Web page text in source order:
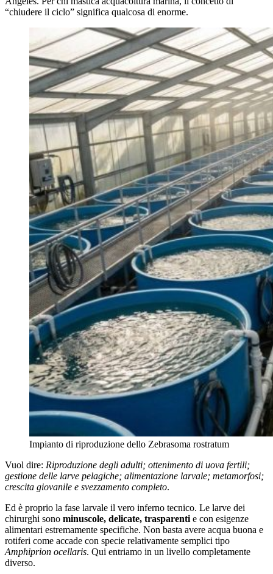
“chiudere il ciclo” significa qualcosa di enorme.
Impianto di riproduzione dello Zebrasoma rostratum
Vuol dire: Riproduzione degli adulti; ottenimento di uova fertili;
gestione delle larve pelagiche; alimentazione larvale; metamorfosi;
crescita giovanile e svezzamento completo.
Ed è proprio la fase larvale il vero inferno tecnico. Le larve dei
chirurghi sono minuscole, delicate, trasparentie con esigenze
alimentari estremamente specifiche. Non basta avere acqua buona e
rotiferi come accade con specie relativamente semplici tipo
Amphiprion ocellaris. Qui entriamo in un livello completamente
diverso.